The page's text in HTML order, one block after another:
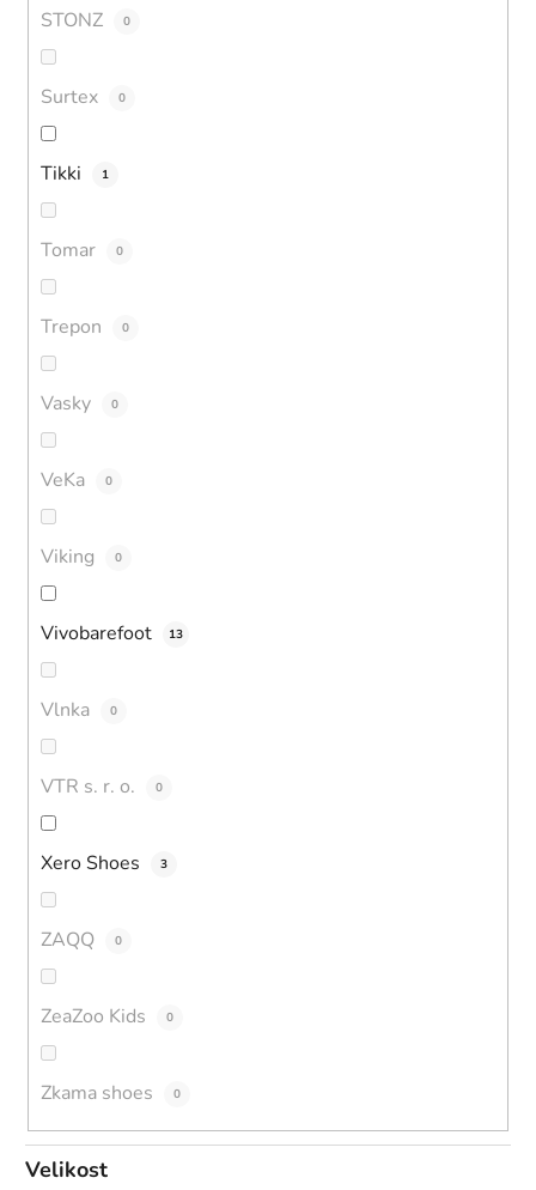
STONZ 0
Surtex 0
Tikki 1
Tomar 0
Trepon 0
Vasky 0
VeKa 0
Viking 0
Vivobarefoot 13
Vlnka 0
VTR s. r. o. 0
Xero Shoes 3
ZAQQ 0
ZeaZoo Kids 0
Zkama shoes 0
Velikost